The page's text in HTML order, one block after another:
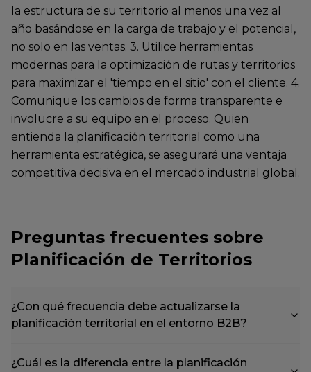
la estructura de su territorio al menos una vez al
año basándose en la carga de trabajo y el potencial,
no solo en las ventas. 3. Utilice herramientas
modernas para la optimización de rutas y territorios
para maximizar el 'tiempo en el sitio' con el cliente. 4.
Comunique los cambios de forma transparente e
involucre a su equipo en el proceso. Quien
entienda la planificación territorial como una
herramienta estratégica, se asegurará una ventaja
competitiva decisiva en el mercado industrial global.
Preguntas frecuentes sobre
Planificación de Territorios
¿Con qué frecuencia debe actualizarse la
planificación territorial en el entorno B2B?
¿Cuál es la diferencia entre la planificación